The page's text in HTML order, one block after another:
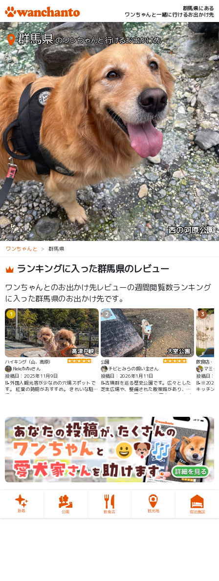
群馬県にある
ワンちゃんと一緒に行けるお出かけ先
西の河原公園
群馬県のワンちゃんと行けるお出かけ先
ワンちゃんと 群馬県
ランキングに入った群馬県のレビュー
ワンちゃんとのお出かけ先レビューの週間閲覧数ランキング
に入った群馬県のお出かけ先です。
1
高津戸峡
ハイキング（山、高原）
Rieko🐑🐑さん
投稿日：2025年11月9日
📝外国人観光客が少なめの穴場スポットで
す。 紅葉の時期がおすすめ。 きれいな駐車
場、無料です。
2
大室公園
公園
チビとみらの飼い主さん
投稿日：2026年1月11日
📝古墳群を巡る歴史公園です。広々とした
芝生広場や、整備された散策路があり、の
んびり歩くのに最適です。 園内はとても広
3
飲食店・カ
マミー
投稿日：
📝※2026
キッチン
新着 公園 飲食店 観光地 宿泊施設